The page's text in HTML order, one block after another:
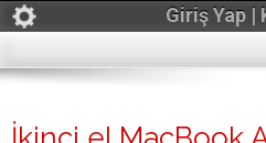
Giriş Yap |